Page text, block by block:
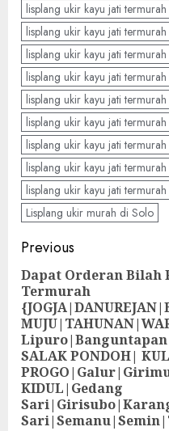
lisplang ukir kayu jati
lisplang ukir kayu jati
lisplang ukir kayu jati
lisplang ukir kayu jati
lisplang ukir kayu jati
lisplang ukir kayu jati
lisplang ukir kayu jati
lisplang ukir kayu jati
lisplang ukir kayu jati
Lisplang ukir murah di Solo
Previous
Dapat Orderan Bilah
Termurah
SALAK PONDOH|
KIDUL|Gedang